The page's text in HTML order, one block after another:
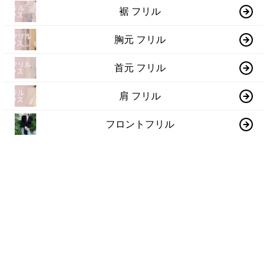
裾 フリル
胸元 フリル
首元 フリル
肩 フリル
フロントフリル